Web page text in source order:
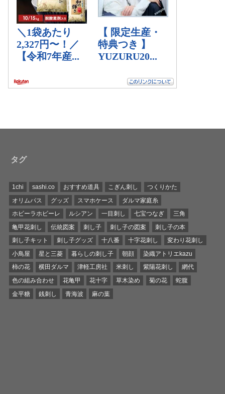
タグ
1chi sashi.co おすすめ道具 こぎん刺し
つくりかた
オリムパス
グッズ スマホケース
ダルマ家庭糸
ホビーラホビーレ
ルシアン 一目刺し 七宝つなぎ
三角
亀甲花刺し
伝統図案 刺し子 刺し子の図案
刺し子の本
刺し子キット
刺し子グッズ 十八番 十字花刺し
変わり花刺し
小鳥屋
星と三菱 暮らしの刺し子 朝顔
染織アトリエkazu
柿の花
横田ダルマ 津軽工房社 米刺し 紫陽花刺し
網代
色の組み合わせ
花亀甲 花十字 草木染め 菊の花
蛇腹
金平糖
銭刺し 青海波 麻の葉